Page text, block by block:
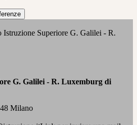
Istruzione Superiore G. Galilei - R.
G. Galilei - R. Luxemburg di
Milano